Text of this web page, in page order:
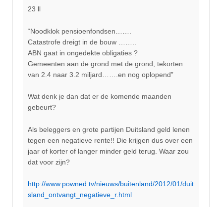
23 ll
“Noodklok pensioenfondsen…….
Catastrofe dreigt in de bouw ……..
ABN gaat in ongedekte obligaties ?
Gemeenten aan de grond met de grond, tekorten
van 2.4 naar 3.2 miljard…….en nog oplopend”
Wat denk je dan dat er de komende maanden
gebeurt?
Als beleggers en grote partijen Duitsland geld lenen
tegen een negatieve rente!! Die krijgen dus over een
jaar of korter of langer minder geld terug. Waar zou
dat voor zijn?
http://www.powned.tv/nieuws/buitenland/2012/01/duit
sland_ontvangt_negatieve_r.html